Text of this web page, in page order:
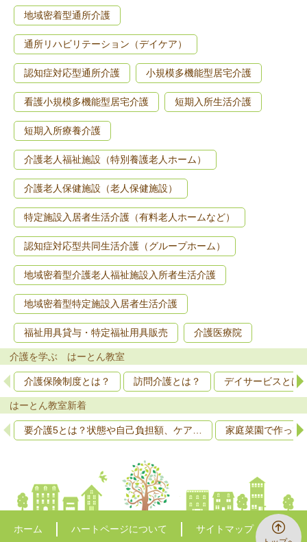
地域密着型通所介護
通所リハビリテーション（デイケア）
認知症対応型通所介護 小規模多機能型居宅介護
看護小規模多機能型居宅介護 短期入所生活介護
短期入所療養介護
介護老人福祉施設（特別養護老人ホーム）
介護老人保健施設（老人保健施設）
特定施設入居者生活介護（有料老人ホームなど）
認知症対応型共同生活介護（グループホーム）
地域密着型介護老人福祉施設入所者生活介護
地域密着型特定施設入居者生活介護
福祉用具貸与・特定福祉用具販売 介護医療院
介護を学ぶ はーとん教室
介護保険制度とは？ 訪問介護とは？ デイサービスとは
はーとん教室新着
要介護5とは？状態や自己負担額、ケア… 家庭菜園で作っ
ホーム ハートページについて サイトマップ